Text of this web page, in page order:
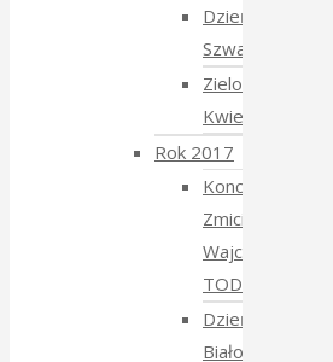
Dzień
Szwajcarski
Zielony
Kwiecień
Rok 2017
Koncert
Zmiciera
Wajciuszkiewicza
TODARA
Dzień
Białoruski